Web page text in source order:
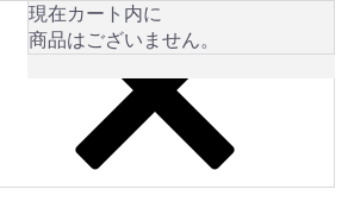
現在カート内に
商品はございません。